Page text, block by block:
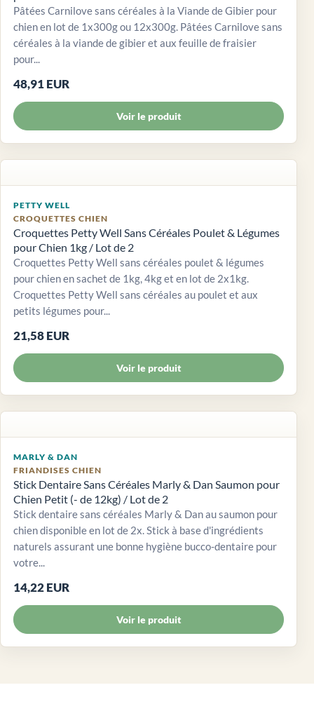
Pâtées Carnilove sans céréales à la Viande de Gibier pour
chien en lot de 1x300g ou 12x300g. Pâtées Carnilove sans
céréales à la viande de gibier et aux feuille de fraisier
pour...
48,91 EUR
Voir le produit
PETTY WELL
CROQUETTES CHIEN
Croquettes Petty Well Sans Céréales Poulet & Légumes
pour Chien 1kg / Lot de 2
Croquettes Petty Well sans céréales poulet & légumes
pour chien en sachet de 1kg, 4kg et en lot de 2x1kg.
Croquettes Petty Well sans céréales au poulet et aux
petits légumes pour...
21,58 EUR
Voir le produit
MARLY & DAN
FRIANDISES CHIEN
Stick Dentaire Sans Céréales Marly & Dan Saumon pour
Chien Petit (- de 12kg) / Lot de 2
Stick dentaire sans céréales Marly & Dan au saumon pour
chien disponible en lot de 2x. Stick à base d'ingrédients
naturels assurant une bonne hygiène bucco-dentaire pour
votre...
14,22 EUR
Voir le produit